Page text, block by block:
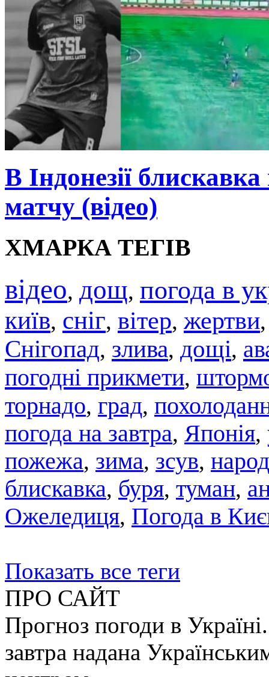
В Індонезії
матчу (відео)
ХМАРКА ТЕГІВ
відео, дощ, погода в
київ, сніг, вітер, жертви
Снігопад, злива, дощі,
погодні прикмети,
торнадо, град,
погода на завтра, Японія,
пожежа, зима, зсув,
блискавка, буря, туман,
Ожеледиця, Погода в
Показать все теги
ПРО САЙТ
Прогноз погоди в
завтра надана